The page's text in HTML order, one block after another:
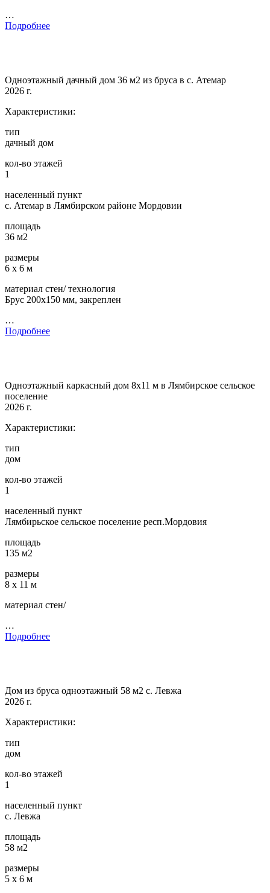
…
Подробнее
Одноэтажный дачный дом 36 м2 из бруса в с. Атемар
2026 г.
Характеристики:
тип
дачный дом
кол-во этажей
1
населенный пункт
с. Атемар в Лямбирском районе Мордовии
площадь
36 м2
размеры
6 х 6 м
материал стен/ технология
Брус 200х150 мм, закреплен
…
Подробнее
Одноэтажный каркасный дом 8х11 м в Лямбирское сельское
поселение
2026 г.
Характеристики:
тип
дом
кол-во этажей
1
населенный пункт
Лямбирьское сельское поселение респ.Мордовия
площадь
135 м2
размеры
8 х 11 м
материал стен/
…
Подробнее
Дом из бруса одноэтажный 58 м2 с. Левжа
2026 г.
Характеристики:
тип
дом
кол-во этажей
1
населенный пункт
с. Левжа
площадь
58 м2
размеры
5 х 6 м